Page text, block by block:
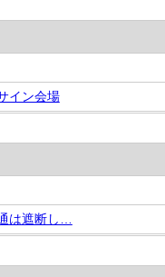
イン会場
は遮断し…